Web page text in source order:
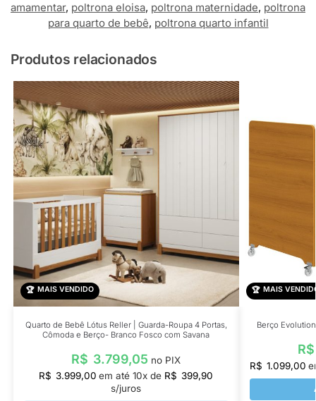
amamentar, poltrona eloisa, poltrona maternidade, poltrona
para quarto de bebê, poltrona quarto infantil
Produtos relacionados
MAIS VENDIDO
Quarto de Bebê Lótus Reller | Guarda-Roupa 4 Portas,
Cômoda e Berço- Branco Fosco com Savana
R$ 3.799,05 no PIX
R$ 3.999,00 em até10x de R$ 399,90
s/juros
MAIS
Berço
R$
R$ 1.099,00